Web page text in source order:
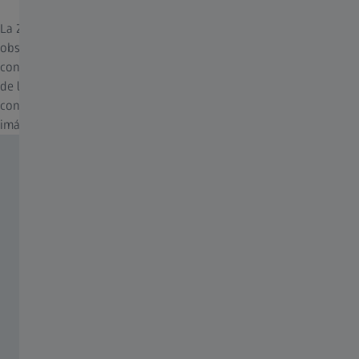
La ZEISS Secacam app no solo le permite manejar su cámara de
observación de la vida salvaje, sino también compartirla con sus
contactos. Y además puede comprobar la información del estado
de la cámara, como el nivel de batería, en todo momento,
consultar la ubicación de la cámara en el mapa o ver sus mejores
imágenes en la galería.